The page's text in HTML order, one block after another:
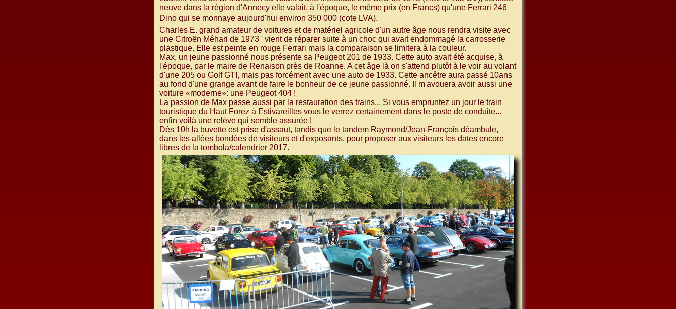
neuve dans la région d'Annecy elle valait, à l'époque, le même prix (en Francs) qu'une Ferrari 246
Dino qui se monnaye aujourd'hui environ 350 000 (cote LVA).
Charles E. grand amateur de voitures et de matériel agricole d'un autre âge nous rendra visite avec
une Citroën Méhari de 1973 ' vient de réparer suite à un choc qui avait endommagé la carrosserie
plastique. Elle est peinte en rouge Ferrari mais la comparaison se limitera à la couleur.
Max, un jeune passionné nous présente sa Peugeot 201 de 1933. Cette auto avait été acquise, à
l'époque, par le maire de Renaison près de Roanne. A cet âge là on s'attend plutôt à le voir au volant
d'une 205 ou Golf GTI, mais pas forcément avec une auto de 1933. Cette ancêtre aura passé 10ans
au fond d'une grange avant de faire le bonheur de ce jeune passionné. Il m'avouera avoir aussi une
voiture «moderne»: une Peugeot 404 !
La passion de Max passe aussi par la restauration des trains... Si vous empruntez un jour le train
touristique du Haut Forez à Estivareilles vous le verrez certainement dans le poste de conduite...
enfin voilà une relève qui semble assurée !
Dès 10h la buvette est prise d'assaut, tandis que le tandem Raymond/Jean-François déambule,
dans les allées bondées de visiteurs et d'exposants, pour proposer aux visiteurs les dates encore
libres de la tombola/calendrier 2017.